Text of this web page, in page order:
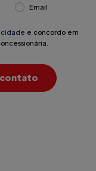
Email
e concordo em
contato